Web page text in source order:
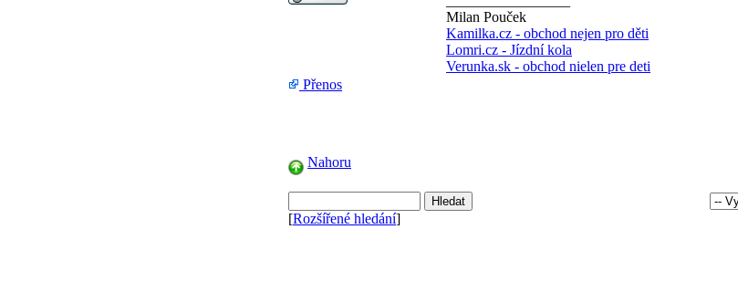
Milan Pouček
Kamilka.cz - obchod nejen pro děti
Lomri.cz - Jízdní kola
Verunka.sk - obchod nielen pre deti
Přenos
Nahoru
[Rozšířené hledání]